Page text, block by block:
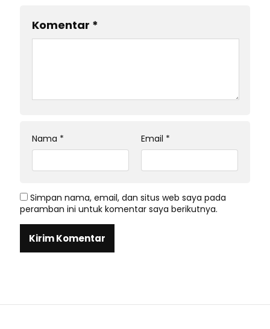
Komentar *
Nama * Email *
Simpan nama, email, dan situs web saya pada
peramban ini untuk komentar saya berikutnya.